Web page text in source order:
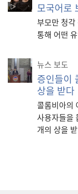
모국어로
부모만 청
통해 어떤
뉴스 보도
증인들이
상을 받다
콜롬비아의
사용자들을
개의 상을